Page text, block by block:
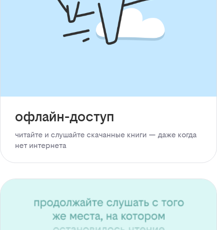
офлайн-доступ
читайте и слушайте скачанные книги — даже когда
нет интернета